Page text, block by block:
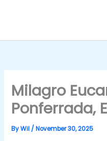
Milagro
Ponferrada,
ByWil /November 30, 2025